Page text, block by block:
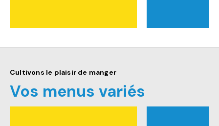
Cultivons le plaisir de manger
Vos menus variés